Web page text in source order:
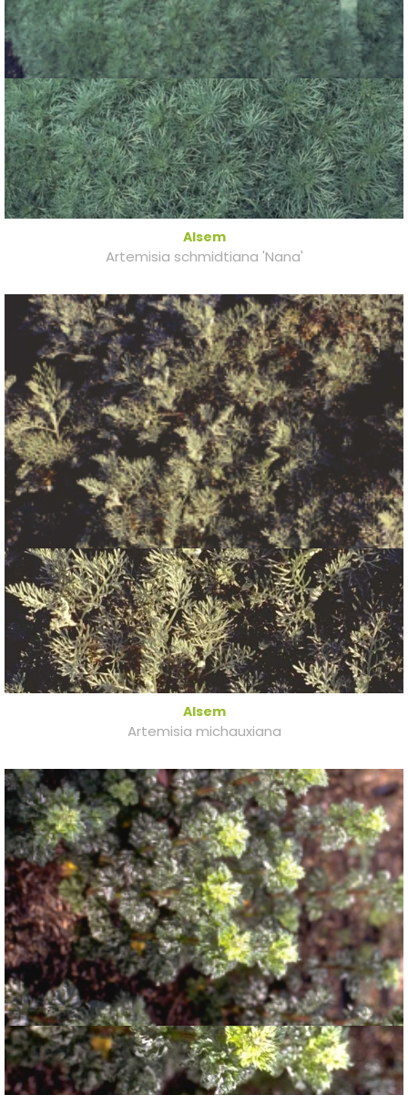
Alsem
Artemisia schmidtiana 'Nana'
Alsem
Artemisia michauxiana